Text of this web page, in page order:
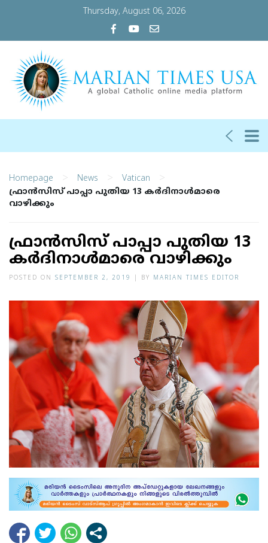
Thursday, August 06, 2026
Homepage > News > Vatican >
ഫ്രാന്‍സിസ് പാപ്പാ പുതിയ 13 കര്‍ദിനാള്‍മാരെ
വാഴിക്കും
ഫ്രാന്‍സിസ് പാപ്പാ പുതിയ 13
കര്‍ദിനാള്‍മാരെ വാഴിക്കും
POSTED ON SEPTEMBER 2, 2019 BY MARIAN TIMES EDITOR